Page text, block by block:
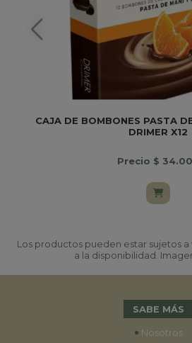
CAJA DE BOMBONES PASTA
DRIMER X12
Precio $
Los productos pueden estar sujetos
a la disponibilidad.
SABE MÁS
• Nosotros